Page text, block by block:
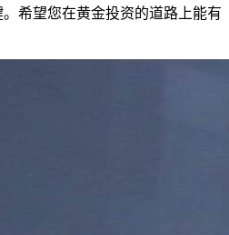
希望您在黄金投资的道路上能有